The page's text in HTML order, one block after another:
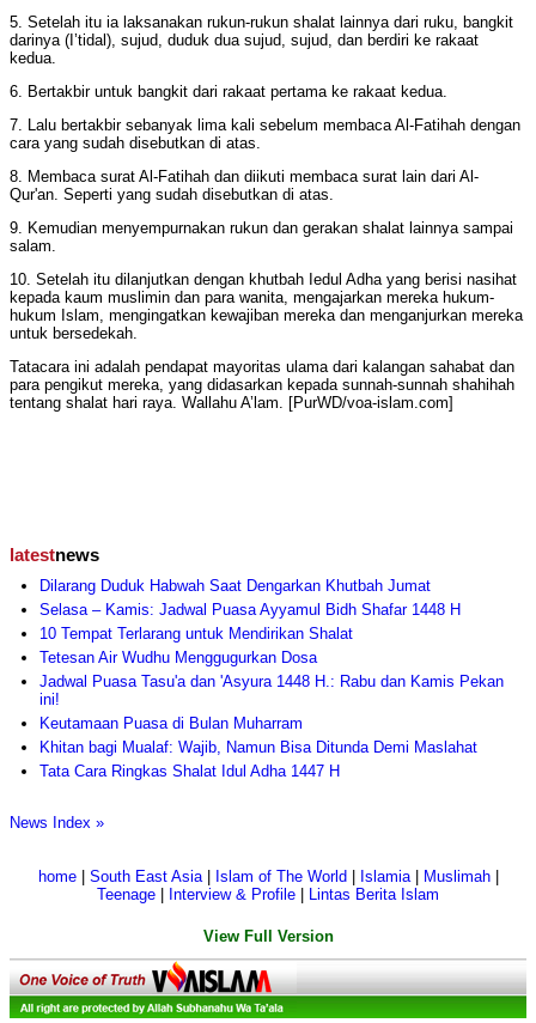
5. Setelah itu ia laksanakan rukun-rukun shalat lainnya dari ruku, bangkit
darinya (I’tidal), sujud, duduk dua sujud, sujud, dan berdiri ke rakaat
kedua.
6. Bertakbir untuk bangkit dari rakaat pertama ke rakaat kedua.
7. Lalu bertakbir sebanyak lima kali sebelum membaca Al-Fatihah dengan
cara yang sudah disebutkan di atas.
8. Membaca surat Al-Fatihah dan diikuti membaca surat lain dari Al-
Qur'an. Seperti yang sudah disebutkan di atas.
9. Kemudian menyempurnakan rukun dan gerakan shalat lainnya sampai
salam.
10. Setelah itu dilanjutkan dengan khutbah Iedul Adha yang berisi nasihat
kepada kaum muslimin dan para wanita, mengajarkan mereka hukum-
hukum Islam, mengingatkan kewajiban mereka dan menganjurkan mereka
untuk bersedekah.
Tatacara ini adalah pendapat mayoritas ulama dari kalangan sahabat dan
para pengikut mereka, yang didasarkan kepada sunnah-sunnah shahihah
tentang shalat hari raya. Wallahu A’lam. [PurWD/voa-islam.com]
latestnews
Dilarang Duduk Habwah Saat Dengarkan Khutbah Jumat
Selasa – Kamis: Jadwal Puasa Ayyamul Bidh Shafar 1448 H
10 Tempat Terlarang untuk Mendirikan Shalat
Tetesan Air Wudhu Menggugurkan Dosa
Jadwal Puasa Tasu'a dan 'Asyura 1448 H.: Rabu dan Kamis Pekan
ini!
Keutamaan Puasa di Bulan Muharram
Khitan bagi Mualaf: Wajib, Namun Bisa Ditunda Demi Maslahat
Tata Cara Ringkas Shalat Idul Adha 1447 H
News Index »
home| South East Asia| Islam of The World Islamia| Muslimah|
Teenage
Interview & Profile Lintas Berita Islam
View Full Version